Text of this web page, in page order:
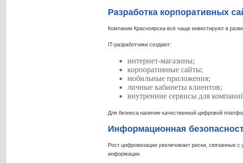
Разработка корпоративных
Компании Красноярска всё чаще инвестируют в
IT-разработчики создают:
интернет-магазины;
корпоративные сайты;
мобильные приложения;
личные кабинеты клиентов;
внутренние сервисы для
Для бизнеса наличие качественной цифровой
Информационная
Рост цифровизации увеличивает риски, связанные
информации.